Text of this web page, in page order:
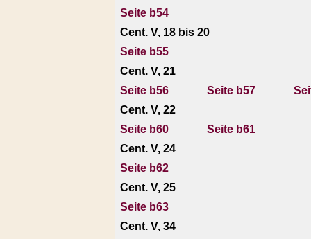
Seite b54
Cent. V, 18 bis 20
Seite b55
Cent. V, 21
Seite b56
Seite b57
Cent. V, 22
Seite b60
Seite b61
Cent. V, 24
Seite b62
Cent. V, 25
Seite b63
Cent. V, 34